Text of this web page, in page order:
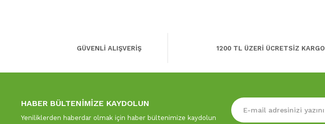
GÜVENLİ ALIŞVERİŞ 1200 TL ÜZERİ ÜCRETSİZ KARGO
HABER BÜLTENİMİZE KAYDOLUN
Yeniliklerden haberdar olmak için haber bültenimize kaydolun